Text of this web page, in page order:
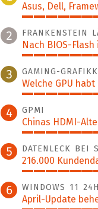
Asus, Dell,
100%
2 FRANKENSTEIN
Nach BIOS-
39%
3 GAMING-
Welche GPU
38%
4 GPMI
Chinas HDMI-
35%
5 DATENLECK BEI
216.000
30%
6 WINDOWS 11
April-Update